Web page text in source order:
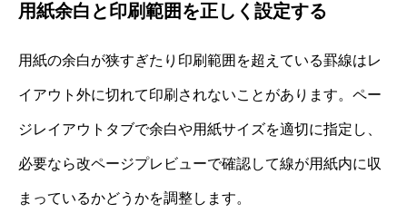
用紙余白と印刷範囲を正しく設定する
用紙の余白が狭すぎたり印刷範囲を超えている罫線はレ
イアウト外に切れて印刷されないことがあります。ペー
ジレイアウトタブで余白や用紙サイズを適切に指定し、
必要なら改ページプレビューで確認して線が用紙内に収
まっているかどうかを調整します。